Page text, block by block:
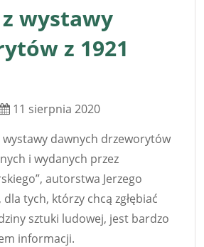
wystawy
z 1921
11 sierpnia 2020
wystawy dawnych drzeworytów
i wydanych przez
autorstwa Jerzego
tych, którzy chcą zgłębiać
sztuki ludowej, jest bardzo
informacji.